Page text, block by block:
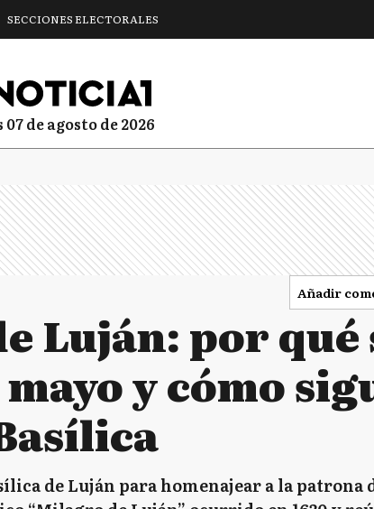
SECCIONES ELECTORALES
07 de agosto de 2026
Añadir
Luján: por qué
y cómo
de Luján para homenajear a la patrona